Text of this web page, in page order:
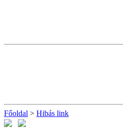
Főoldal > Hibás link